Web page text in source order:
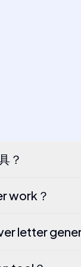
？
work？
letter